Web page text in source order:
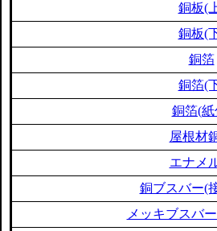
銅板(
銅板(
銅箔
銅箔(
銅箔(紙
屋根材
エナメ
銅ブスバー(
メッキブスバ